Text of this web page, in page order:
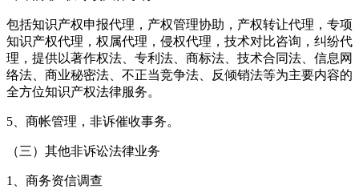
包括知识产权申报代理，产权管理协助，产权转让代理，专项
知识产权代理，权属代理，侵权代理，技术对比咨询，纠纷代
理，提供以著作权法、专利法、商标法、技术合同法、信息网
络法、商业秘密法、不正当竞争法、反倾销法等为主要内容的
全方位知识产权法律服务。
5、商帐管理，非诉催收事务。
（三）其他非诉讼法律业务
1、商务资信调查